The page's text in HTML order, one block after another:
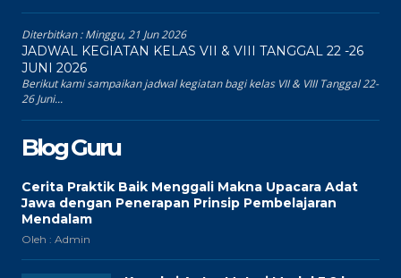
Diterbitkan :Minggu, 21 Jun 2026
JADWAL KEGIATAN KELAS VII & VIII TANGGAL 22 -26
JUNI 2026
Berikut kami sampaikan jadwal kegiatan bagi kelas VII & VIII Tanggal 22-
26 Juni...
Blog Guru
Cerita Praktik Baik Menggali Makna Upacara Adat
Jawa dengan Penerapan Prinsip Pembelajaran
Mendalam
Oleh : Admin